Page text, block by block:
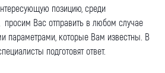
позицию, среди
просим Вас отправить в любом случае
параметрами, которые Вам известны. В
подготовят ответ.